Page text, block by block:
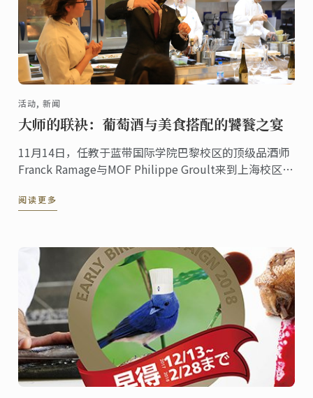
活动, 新闻
大师的联袂：葡萄酒与美食搭配的饕餮之宴
11月14日，任教于蓝带国际学院巴黎校区的顶级品酒师
Franck Ramage与MOF Philippe Groult来到上海校区参
同上海校区Chef Philippe ...
阅读更多